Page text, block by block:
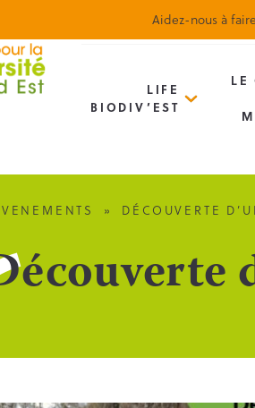
Aidez-nous à
LIFE
BIODIV’EST
LE
» DÉCOUVERTE